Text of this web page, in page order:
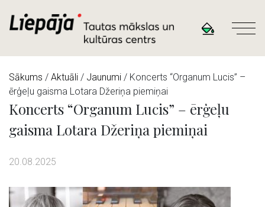
Sākums / Aktuāli / Jaunumi / Koncerts “Organum Lucis” –
ērģeļu gaisma Lotara Džeriņa piemiņai
Koncerts “Organum Lucis” – ērģeļu
gaisma Lotara Džeriņa piemiņai
20.08.2025